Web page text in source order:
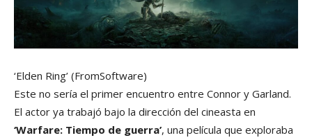
‘Elden Ring’ (FromSoftware)
Este no sería el primer encuentro entre Connor y Garland.
El actor ya trabajó bajo la dirección del cineasta en
‘Warfare: Tiempo de guerra’, una película que exploraba